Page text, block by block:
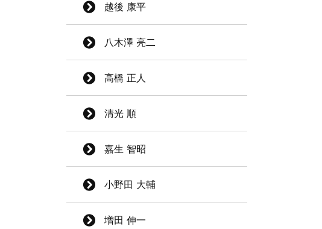
越後 康平
八木澤 亮二
高橋 正人
清光 順
嘉生 智昭
小野田 大輔
増田 伸一